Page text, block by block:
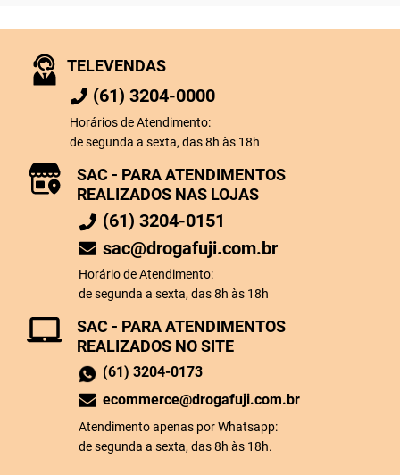
TELEVENDAS
(61) 3204-0000
Horários de Atendimento:
de segunda a sexta, das 8h às 18h
SAC - PARA ATENDIMENTOS
REALIZADOS NO SITE
(61) 3204-0173
ecommerce@drogafuji.com.br
Atendimento apenas por Whatsapp:
de segunda a sexta, das 8h às 18h.
SAC - PARA ATENDIMENTOS
REALIZADOS NAS LOJAS
(61) 3204-0151
sac@drogafuji.com.br
Horário de Atendimento:
de segunda a sexta, das 8h às 18h